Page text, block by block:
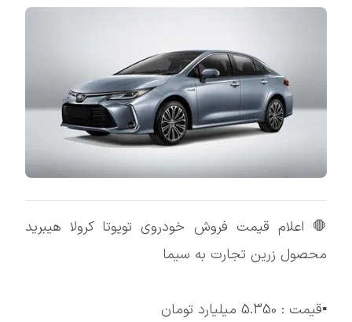
🛑 اعلام قیمت فروش خودروی تویوتا کرولا هیبرید
محصول زرین تجارت به سیما
▪️قیمت : 5.350 میلیارد تومان